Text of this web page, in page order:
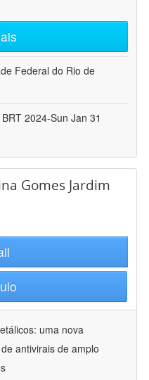
Federal do Rio de
2024-Sun Jan 31
Gomes Jardim
uma nova
antivirais de amplo